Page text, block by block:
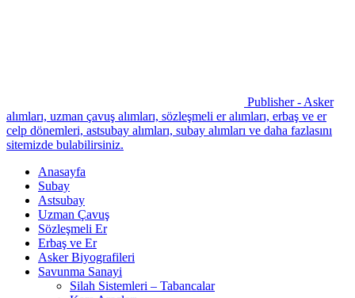
Publisher - Asker
alımları, uzman çavuş alımları, sözleşmeli er alımları, erbaş ve er
celp dönemleri, astsubay alımları, subay alımları ve daha fazlasını
sitemizde bulabilirsiniz.
Anasayfa
Subay
Astsubay
Uzman Çavuş
Sözleşmeli Er
Erbaş ve Er
Asker Biyografileri
Savunma Sanayi
Silah Sistemleri – Tabancalar